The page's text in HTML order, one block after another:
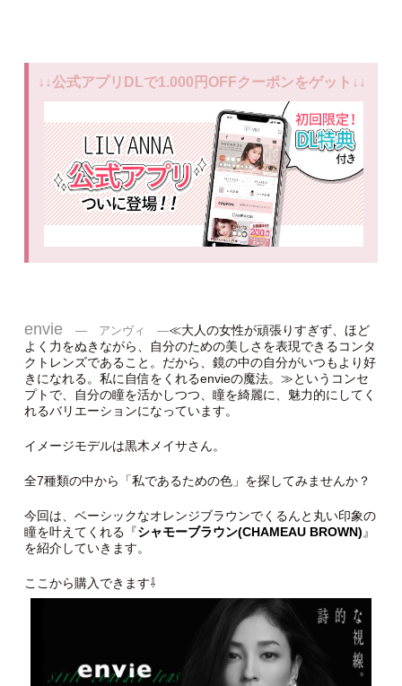
↓↓公式アプリDLで1.000円OFFクーポンをゲット↓↓
envie ― アンヴィ ―≪大人の女性が頑張りすぎず、ほど
よく力をぬきながら、自分のための美しさを表現できるコンタ
クトレンズであること。だから、鏡の中の自分がいつもより好
きになれる。私に自信をくれるenvieの魔法。≫というコンセ
プトで、自分の瞳を活かしつつ、瞳を綺麗に、魅力的にしてく
れるバリエーションになっています。
イメージモデルは黒木メイサさん。
全7種類の中から「私であるための色」を探してみませんか？
今回は、ベーシックなオレンジブラウンでくるんと丸い印象の
瞳を叶えてくれる『シャモーブラウン(CHAMEAU BROWN) 』
を紹介していきます。
ここから購入できます⇩